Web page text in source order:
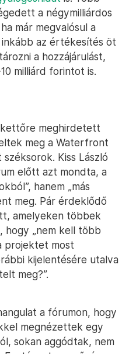
a négymilliárdos
már megvalósul a
az értékesítés öt
a hozzájárulást,
milliárd forintot is.
meghirdetett
meg a Waterfront
Kiss László
előtt azt mondta, a
hanem „más
meg. Pár érdeklődő
amelyeken többek
„nem kell több
projektet most
kijelentésére utalva
meg?”.
a fórumon, hogy
megnézettek egy
sokan aggódtak, nem